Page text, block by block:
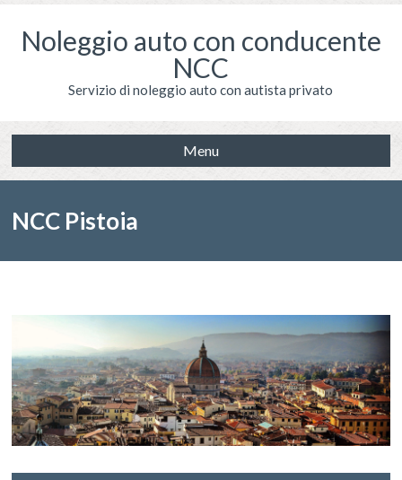
Noleggio auto con conducente
NCC
Servizio di noleggio auto con autista privato
Menu
NCC Pistoia